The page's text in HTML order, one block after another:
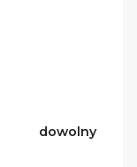
dowolny